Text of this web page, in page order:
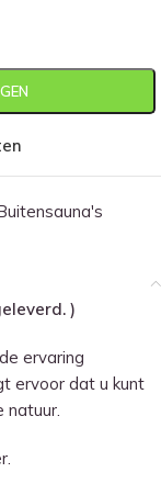
)
ervaring
ervoor dat u kunt
natuur.